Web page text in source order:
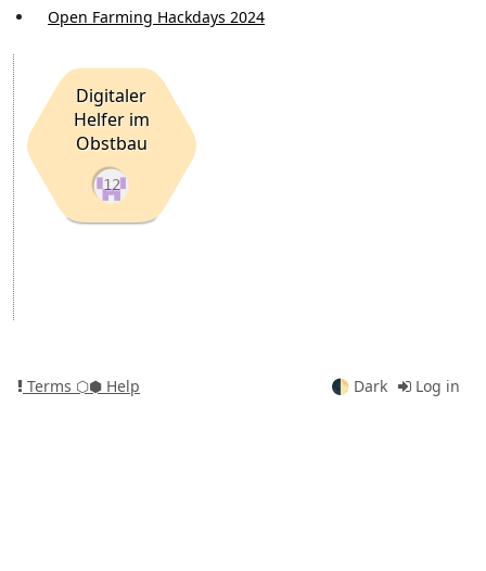
Open Farming Hackdays 2024
Digitaler
Helfer im
Obstbau
12
Terms ⬡⬢ Help 🌓 Dark Log in